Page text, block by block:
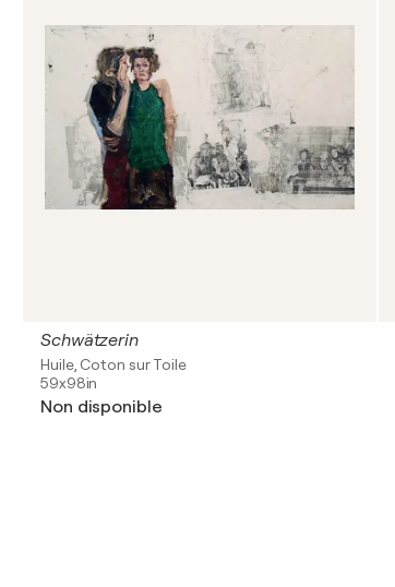
Schwätzerin
Huile, Coton sur Toile
59x98in
Non disponible